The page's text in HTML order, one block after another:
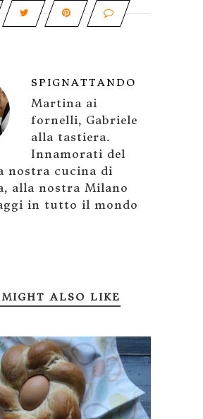
SPIGNATTANDO
Martina ai
fornelli, Gabriele
alla tastiera.
Innamorati del
nostra cucina di
alla nostra Milano
in tutto il mondo
MIGHT ALSO LIKE